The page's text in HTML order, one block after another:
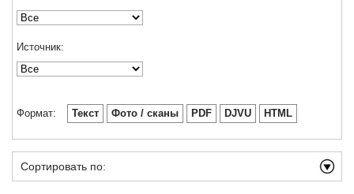
Источник:
Формат: Текст Фото / сканы PDF DJVU HTML
Сортировать по: